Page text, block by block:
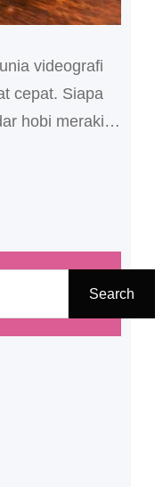
videografi
cepat. Siapa
hobi merakit
yang terlihat
mencoba
setup
Search